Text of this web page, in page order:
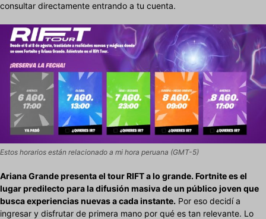
consultar directamente entrando a tu cuenta.
Estos horarios están relacionado a mi hora peruana (GMT-5)
Ariana Grande presenta el tour RIFT a lo grande. Fortnite es el
lugar predilecto para la difusión masiva de un público joven que
busca experiencias nuevas a cada instante. Por eso decidí a
ingresar y disfrutar de primera mano por qué es tan relevante. Lo